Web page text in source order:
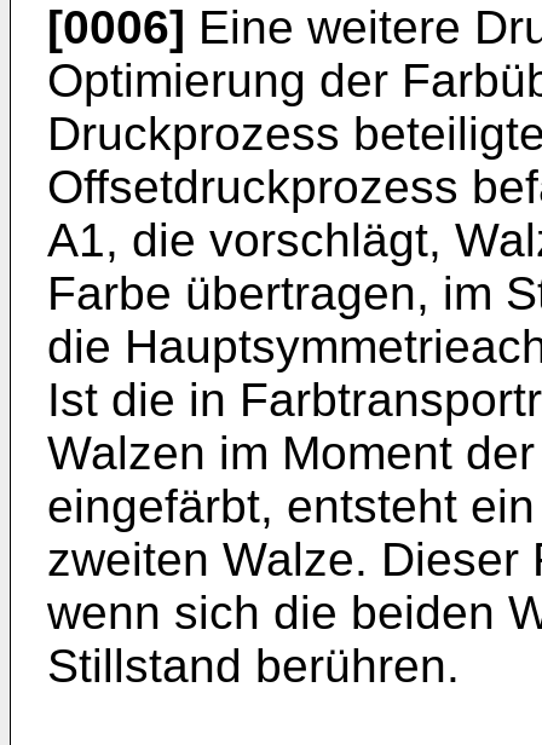
[0006] Eine weitere
Optimierung der
Druckprozess
Offsetdruckprozess
A1, die vorschlägt,
Farbe übertragen, im
die
Ist die in
Walzen im Moment
eingefärbt, entsteht
zweiten Walze. Dieser
wenn sich die beiden
Stillstand berühren.